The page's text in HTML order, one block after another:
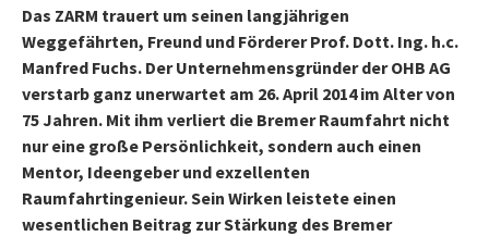
Das ZARM trauert um seinen langjährigen
Weggefährten, Freund und Förderer Prof. Dott. Ing. h.c.
Manfred Fuchs. Der Unternehmensgründer der OHB AG
verstarb ganz unerwartet am 26. April 2014 im Alter von
75 Jahren. Mit ihm verliert die Bremer Raumfahrt nicht
nur eine große Persönlichkeit, sondern auch einen
Mentor, Ideengeber und exzellenten
Raumfahrtingenieur. Sein Wirken leistete einen
wesentlichen Beitrag zur Stärkung des Bremer